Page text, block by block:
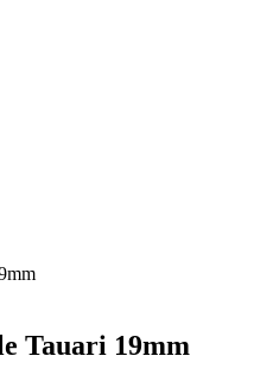
Tauari 19mm